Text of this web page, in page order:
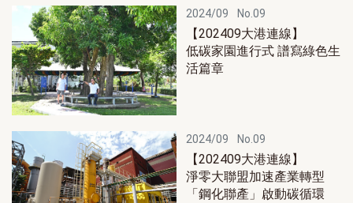
2024/09 No.09
【202409大港連線】
低碳家園進行式 譜寫綠色生
活篇章
2024/09 No.09
【202409大港連線】
淨零大聯盟加速產業轉型
「鋼化聯產」啟動碳循環